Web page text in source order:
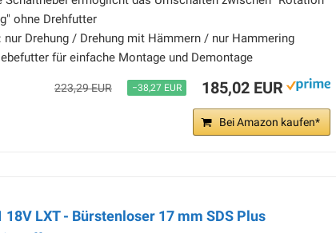
ohne Drehfutter
nur Drehung / Drehung mit Hämmern / nur Hammering
für einfache Montage und Demontage
223,29 EUR −38,27 EUR 185,02 EUR
Bei Amazon kaufen*
18V LXT - Bürstenloser 17 mm SDS Plus